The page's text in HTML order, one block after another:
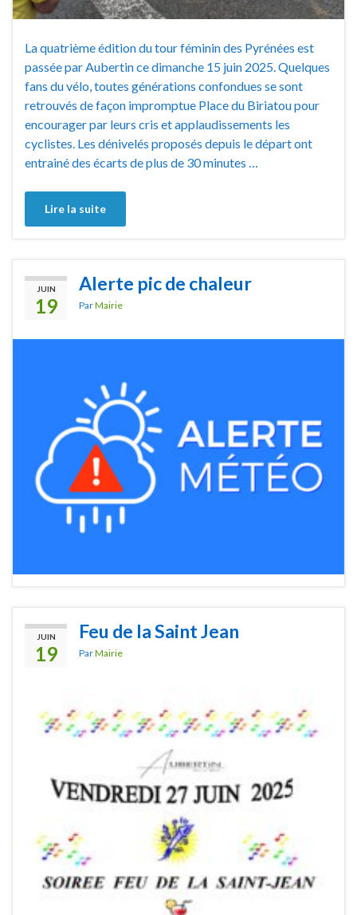
La quatrième édition du tour féminin des Pyrénées est
passée par Aubertin ce dimanche 15 juin 2025. Quelques
fans du vélo, toutes générations confondues se sont
retrouvés de façon impromptue Place du Biriatou pour
encourager par leurs cris et applaudissements les
cyclistes. Les dénivelés proposés depuis le départ ont
entrainé des écarts de plus de 30 minutes …
Lire la suite
JUIN
19
Alerte pic de chaleur
ParMairie
JUIN
19
Feu de la Saint Jean
ParMairie